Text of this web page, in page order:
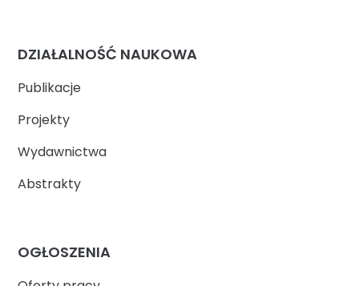
DZIAŁALNOŚĆ NAUKOWA
Publikacje
Projekty
Wydawnictwa
Abstrakty
OGŁOSZENIA